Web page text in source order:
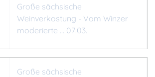
Große sächsische
Weinverkostung - Vom Winzer
moderierte ... 07.03.
Große sächsische